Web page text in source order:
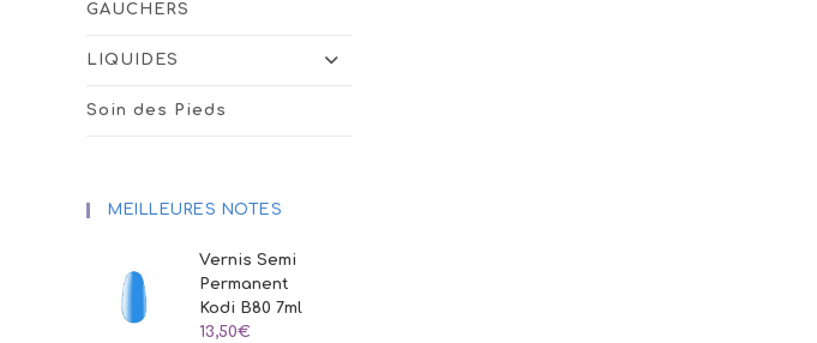
GAUCHERS
LIQUIDES
Soin des Pieds
MEILLEURES NOTES
Vernis Semi
Permanent
Kodi B80 7ml
13,50€